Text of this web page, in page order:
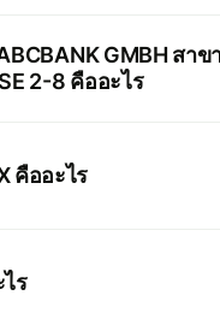
GMBH สาข
2-8 คืออะไร
คืออะไร
ร